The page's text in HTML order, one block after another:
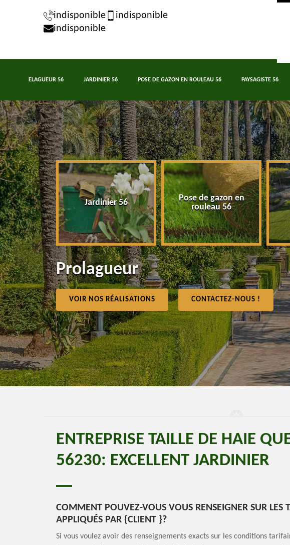
indisponible
indisponible
indisponible
ELAGUEUR 56 JARDINIER 56 POSE DE GAZON EN ROULEAU 56 PAYSAGISTE 56
56 Jardinier 56
Pose de gazon en
rouleau 56
Prolagueur
VOIR NOS RÉALISATIONS CONTACTEZ-NOUS !
ENTREPRISE TAILLE DE HAIE
56230: EXCELLENT JARDINIER
COMMENT POUVEZ-VOUS VOUS RENSEIGNER SUR LES
APPLIQUÉS PAR {CLIENT }?
Si vous voulez avoir des renseignements exacts sur les conditions